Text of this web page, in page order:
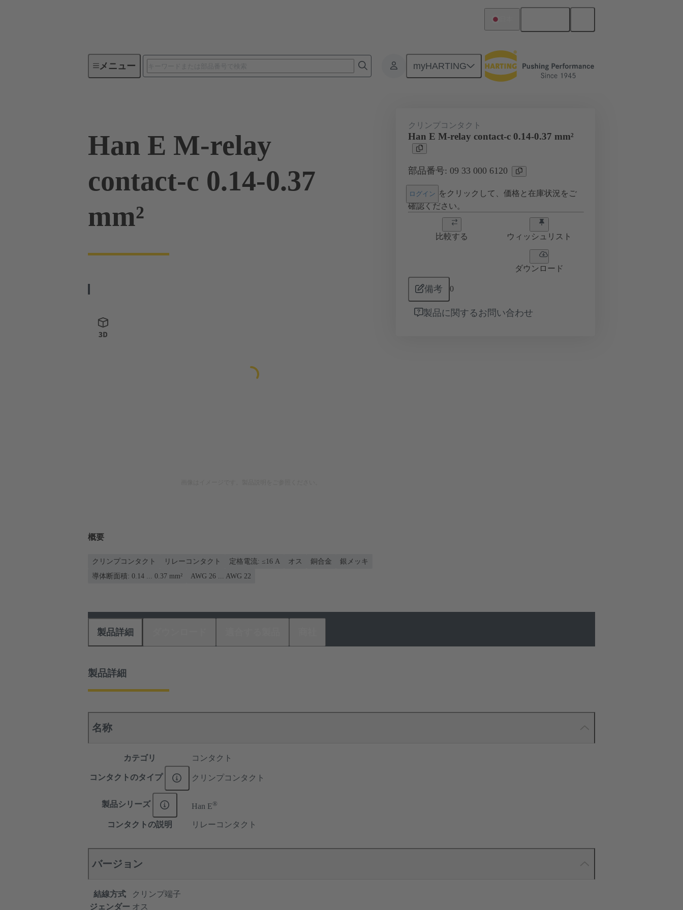
メニュー myHARTING
産業用コネクタ / Han® 電気 09 33 000 6120
Han E M-relay
contact-c 0.14-0.37
mm²
クリンプコンタクト
Han E M-relay contact-c 0.14-0.37 mm²
部品番号: 09 33 000 6120
ログイン をクリックして、価格と在庫状況をご
確認ください。
比較する ウィッシュリスト
ダウンロード
備考 0
製品に関するお問い合わせ
概要
クリンプコンタクト リレーコンタクト 定格電流: ≤16 A オス 銅合金
銀メッキ
導体断面積: 0.14 ... 0.37 mm²
AWG 26 ... AWG 22
製品詳細
製品詳細
名称
カテゴリ コンタクト
コンタクトのタイプ クリンプコンタクト
製品シリーズ Han E®
コンタクトの説明 リレーコンタクト
バージョン
結線方式
クリンプ端子
ジェンダー オス